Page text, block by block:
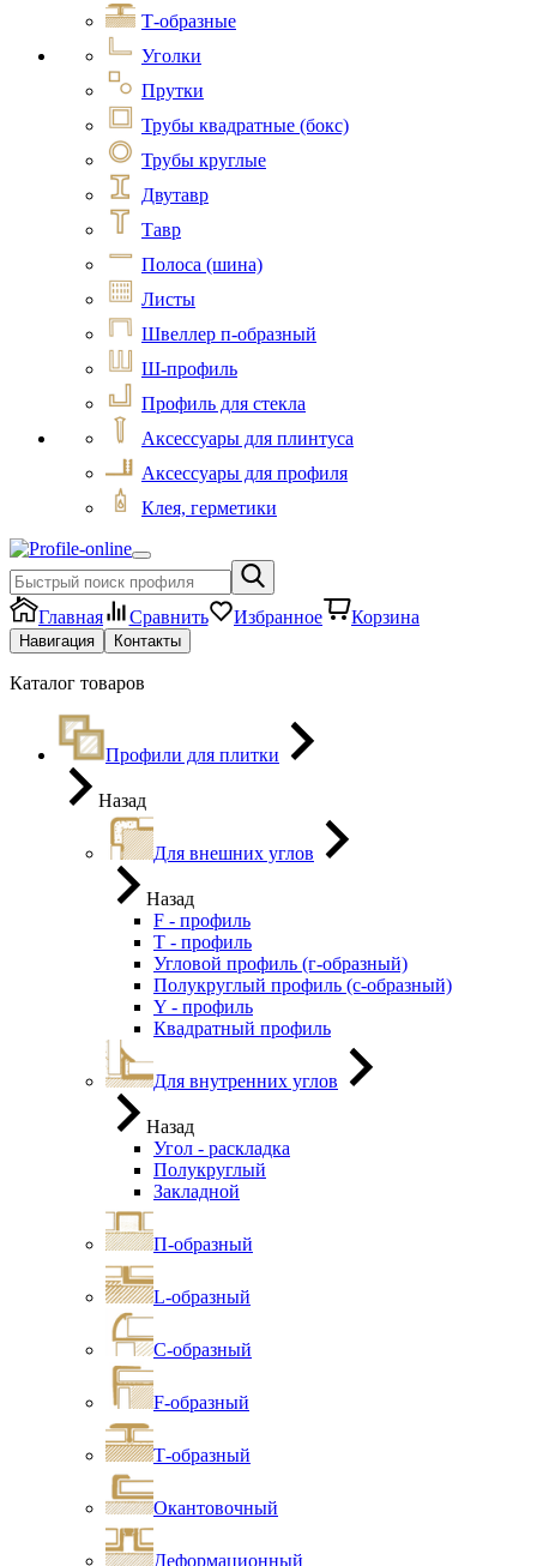
Т-образные
Уголки
Прутки
Трубы квадратные (бокс)
Трубы круглые
Двутавр
Тавр
Полоса (шина)
Листы
Швеллер п-образный
Ш-профиль
Профиль для стекла
Аксессуары для плинтуса
Аксессуары для профиля
Клея, герметики
Главная Сравнить Избранное Корзина
Навигация Контакты
Каталог товаров
Профили для плитки
Назад
Для внешних углов
Назад
F - профиль
Т - профиль
Угловой профиль (г-образный)
Полукруглый профиль (с-образный)
Y - профиль
Квадратный профиль
Для внутренних углов
Назад
Угол - раскладка
Полукруглый
Закладной
П-образный
L-образный
С-образный
F-образный
Т-образный
Окантовочный
Деформационный